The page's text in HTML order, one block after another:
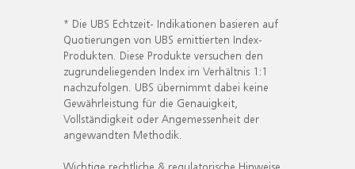
* Die UBS Echtzeit- Indikationen basieren auf
Quotierungen von UBS emittierten Index-
Produkten. Diese Produkte versuchen den
zugrundeliegenden Index im Verhältnis 1:1
nachzufolgen. UBS übernimmt dabei keine
Gewährleistung für die Genauigkeit,
Vollständigkeit oder Angemessenheit der
angewandten Methodik.